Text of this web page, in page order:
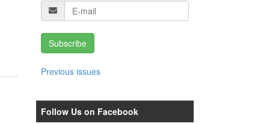
Subscribe
Previous issues
Follow Us on Facebook